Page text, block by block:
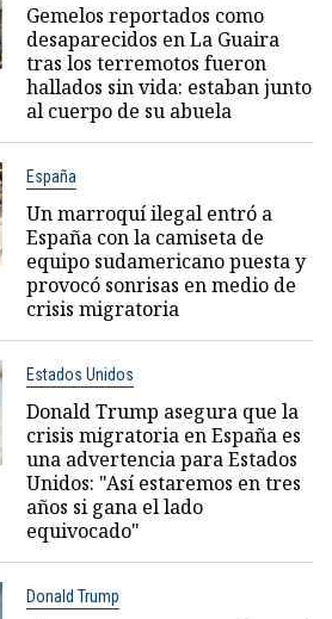
Gemelos reportados como
desaparecidos en La Guaira
tras los terremotos fueron
hallados sin vida: estaban junto
al cuerpo de su abuela
España
Un marroquí ilegal entró a
España con la camiseta de
equipo sudamericano puesta y
provocó sonrisas en medio de
crisis migratoria
Estados Unidos
Donald Trump asegura que la
crisis migratoria en España es
una advertencia para Estados
Unidos: "Así estaremos en tres
años si gana el lado
equivocado"
Donald Trump